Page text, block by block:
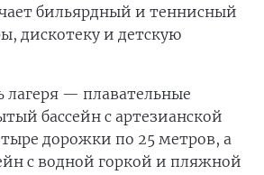
бильярдный и теннисный
дискотеку и детскую
лагеря — плавательные
бассейн с артезианской
дорожки по 25 метров, а
с водной горкой и пляжной